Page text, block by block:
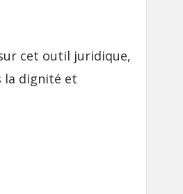
cet outil juridique,
la dignité et